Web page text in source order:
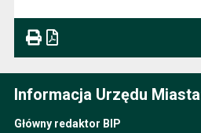
Informacja Urzędu
Główny redaktor BIP